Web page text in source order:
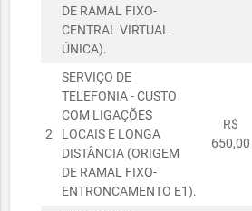
DE RAMAL FIXO-
CENTRAL VIRTUAL
ÚNICA).
2
SERVIÇO DE
TELEFONIA - CUSTO
COM LIGAÇÕES
LOCAIS E LONGA
DISTÂNCIA (ORIGEM
DE RAMAL FIXO-
ENTRONCAMENTO E1).
R$
650,00